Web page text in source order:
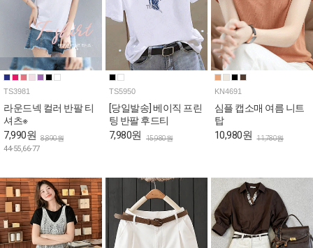
TS3981
라운드넥 컬러 반팔 티
셔츠※
7,990원 8,890원
44-55,66-77
TS5950
[당일발송] 베이직 프린
팅 반팔 후드티
7,980원 15,980원
KN4691
심플 캡소매 여름 니트
탑
10,980원 11,780원